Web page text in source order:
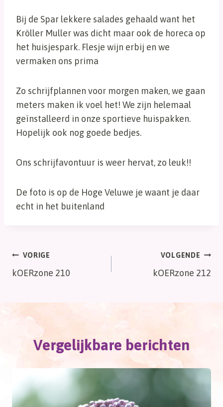
Bij de Spar lekkere salades gehaald want het
Kröller Muller was dicht maar ook de horeca op
het huisjespark. Flesje wijn erbij en we
vermaken ons prima
Zo schrijfplannen voor morgen maken, we gaan
meters maken ik voel het! We zijn helemaal
geïnstalleerd in onze sportieve huispakken.
Hopelijk ook nog goede bedjes.
Ons schrijfavontuur is weer hervat, zo leuk!!
De foto is op de Hoge Veluwe je waant je daar
echt in het buitenland
Bericht
navigatie
VORIGE
kOERzone 210
VOLGENDE
kOERzone 212
Vergelijkbare berichten